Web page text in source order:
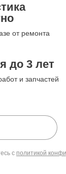
от ремонта
до 3 лет
и запчастей
с политикой